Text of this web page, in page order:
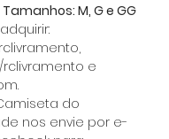
Tamanhos: M, G e GG
e
do
nos envie por e-